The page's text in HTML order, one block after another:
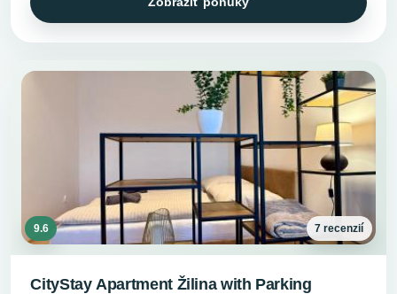
9.6 7 recenzií
CityStay Apartment Žilina with Parking